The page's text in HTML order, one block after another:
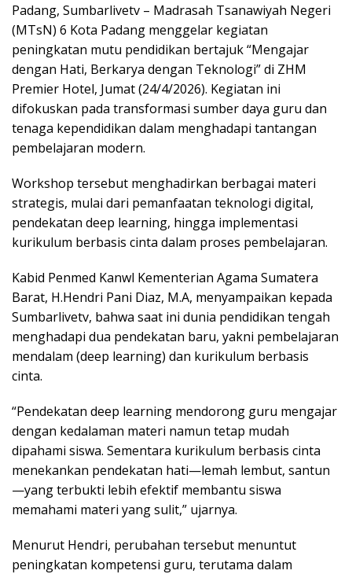
Padang, Sumbarlivetv – Madrasah Tsanawiyah Negeri
(MTsN) 6 Kota Padang menggelar kegiatan
peningkatan mutu pendidikan bertajuk “Mengajar
dengan Hati, Berkarya dengan Teknologi” di ZHM
Premier Hotel, Jumat (24/4/2026). Kegiatan ini
difokuskan pada transformasi sumber daya guru dan
tenaga kependidikan dalam menghadapi tantangan
pembelajaran modern.
Workshop tersebut menghadirkan berbagai materi
strategis, mulai dari pemanfaatan teknologi digital,
pendekatan deep learning, hingga implementasi
kurikulum berbasis cinta dalam proses pembelajaran.
Kabid Penmed Kanwl Kementerian Agama Sumatera
Barat, H.Hendri Pani Diaz, M.A, menyampaikan kepada
Sumbarlivetv, bahwa saat ini dunia pendidikan tengah
menghadapi dua pendekatan baru, yakni pembelajaran
mendalam (deep learning) dan kurikulum berbasis
cinta.
“Pendekatan deep learning mendorong guru mengajar
dengan kedalaman materi namun tetap mudah
dipahami siswa. Sementara kurikulum berbasis cinta
menekankan pendekatan hati—lemah lembut, santun
—yang terbukti lebih efektif membantu siswa
memahami materi yang sulit,” ujarnya.
Menurut Hendri, perubahan tersebut menuntut
peningkatan kompetensi guru, terutama dalam